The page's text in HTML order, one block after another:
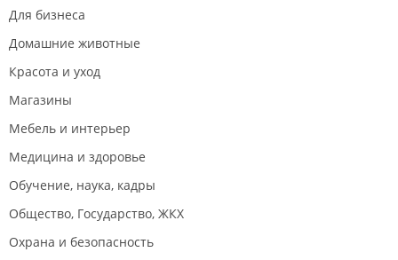
Для бизнеса
Домашние животные
Красота и уход
Магазины
Мебель и интерьер
Медицина и здоровье
Обучение, наука, кадры
Общество, Государство, ЖКХ
Охрана и безопасность